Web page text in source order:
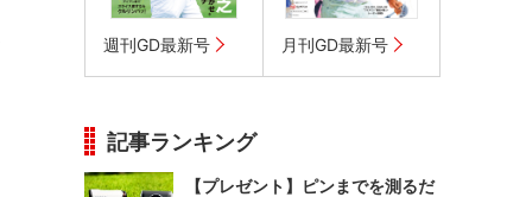
週刊GD最新号 月刊GD最新号
記事ランキング
【プレゼント】ピンまでを測るだ